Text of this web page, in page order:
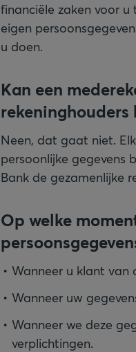
financiële zaken voor
eigen
u doen.
Kan een
rekeninghouders
Neen, dat gaat niet.
persoonlijke gegevens
Bank de gezamenlijke
Op welke
Wanneer u klant van
Wanneer uw
Wanneer we deze
verplichtingen.